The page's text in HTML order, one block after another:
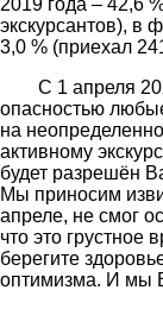
экскурсантов), в
3,0 % (приехал
С 1 апреля
опасностью
на
активному
будет разрешён
Мы приносим
апреле, не смог
что это грустное
берегите
оптимизма. И мы